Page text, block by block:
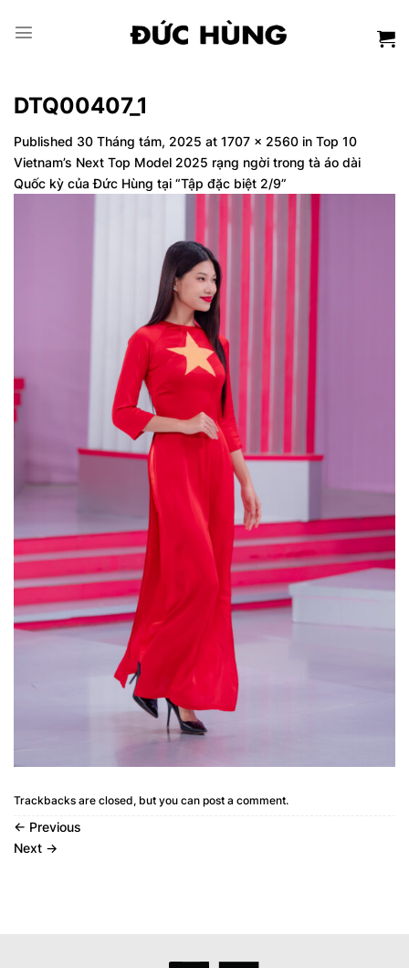
DTQ00407_1
Published 30 Tháng tám, 2025 at 1707 × 2560 in Top 10
Vietnam’s Next Top Model 2025 rạng ngời trong tà áo dài
Quốc kỳ của Đức Hùng tại “Tập đặc biệt 2/9”
Trackbacks are closed, but you can post a comment.
← Previous
Next →